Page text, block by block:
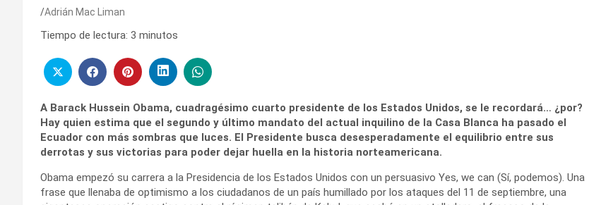
Adrián Mac Liman
Tiempo de lectura: 3 minutos
A Barack Hussein Obama, cuadragésimo cuarto presidente de los Estados Unidos, se le recordará… ¿por?
Hay quien estima que el segundo y último mandato del actual inquilino de la Casa Blanca ha pasado el
Ecuador con más sombras que luces. El Presidente busca desesperadamente el equilibrio entre sus
derrotas y sus victorias para poder dejar huella en la historia norteamericana.
Obama empezó su carrera a la Presidencia de los Estados Unidos con un persuasivo Yes, we can (Sí, podemos). Una
frase que llenaba de optimismo a los ciudadanos de un país humillado por los ataques del 11 de septiembre, una